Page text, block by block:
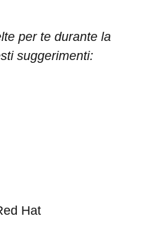
per te durante la
suggerimenti:
Hat